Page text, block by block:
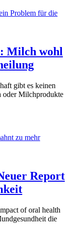
Milch wohl
gibt es keinen
oder Milchprodukte
Report
of oral health
die